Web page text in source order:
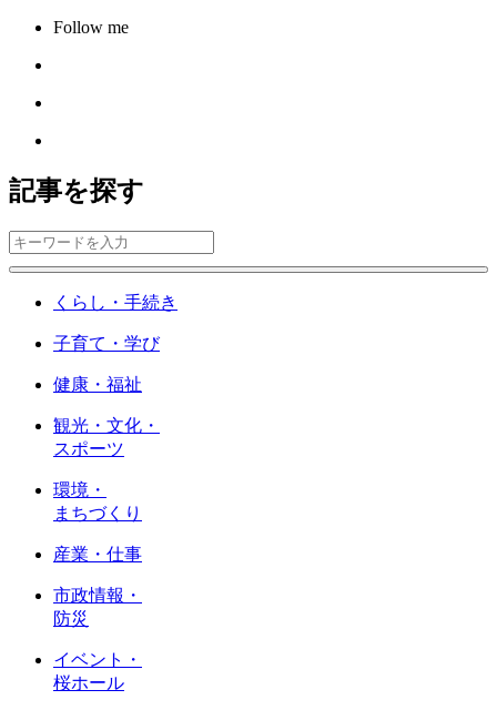
Follow me
記事を探す
くらし・手続き
子育て・学び
健康・福祉
観光・文化・
スポーツ
環境・
まちづくり
産業・仕事
市政情報・
防災
イベント・
桜ホール